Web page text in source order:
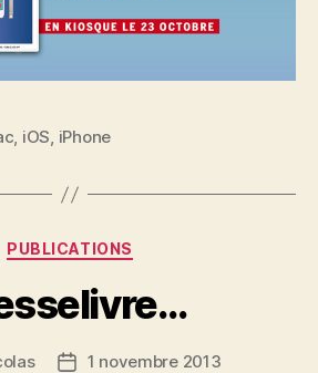
, iOS, iPhone
Catégories
PUBLICATIONS
Date1 novembre 2013